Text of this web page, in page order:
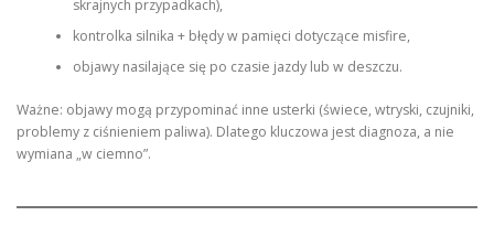
skrajnych przypadkach),
kontrolka silnika + błędy w pamięci dotyczące misfire,
objawy nasilające się po czasie jazdy lub w deszczu.
Ważne: objawy mogą przypominać inne usterki (świece, wtryski, czujniki,
problemy z ciśnieniem paliwa). Dlatego kluczowa jest diagnoza, a nie
wymiana „w ciemno”.